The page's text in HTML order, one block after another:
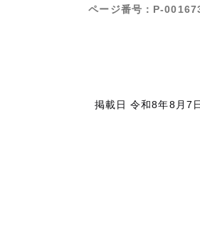
ページ番号：P-
掲載日 令和8年8月7